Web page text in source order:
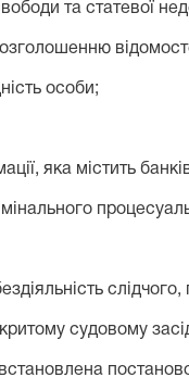
та статевої
особи;
яка містить
судовому